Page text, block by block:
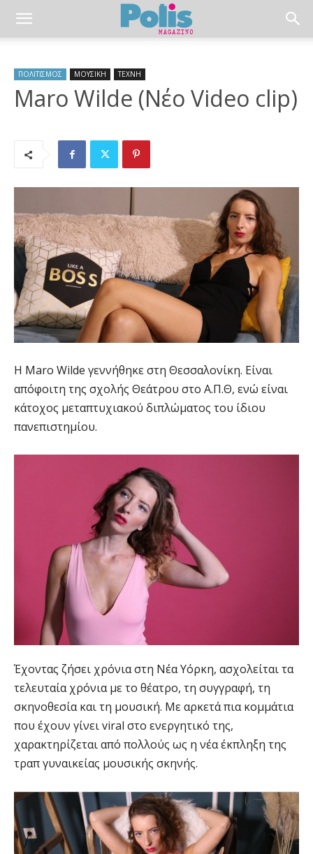
ΠΟΛΙΤΙΣΜΟΣ ΜΟΥΣΙΚΗ ΤΕΧΝΗ
Maro Wilde (Νέο Video clip)
Η Maro Wilde γεννήθηκε στη Θεσσαλονίκη. Είναι
απόφοιτη της σχολής Θεάτρου στο Α.Π.Θ, ενώ είναι
κάτοχος μεταπτυχιακού διπλώματος του ίδιου
πανεπιστημίου.
Έχοντας ζήσει χρόνια στη Νέα Υόρκη, ασχολείται τα
τελευταία χρόνια με το θέατρο, τη συγγραφή, τη
σκηνοθεσία και τη μουσική. Με αρκετά πια κομμάτια
που έχουν γίνει viral στο ενεργητικό της,
χαρακτηρίζεται από πολλούς ως η νέα έκπληξη της
τραπ γυναικείας μουσικής σκηνής.